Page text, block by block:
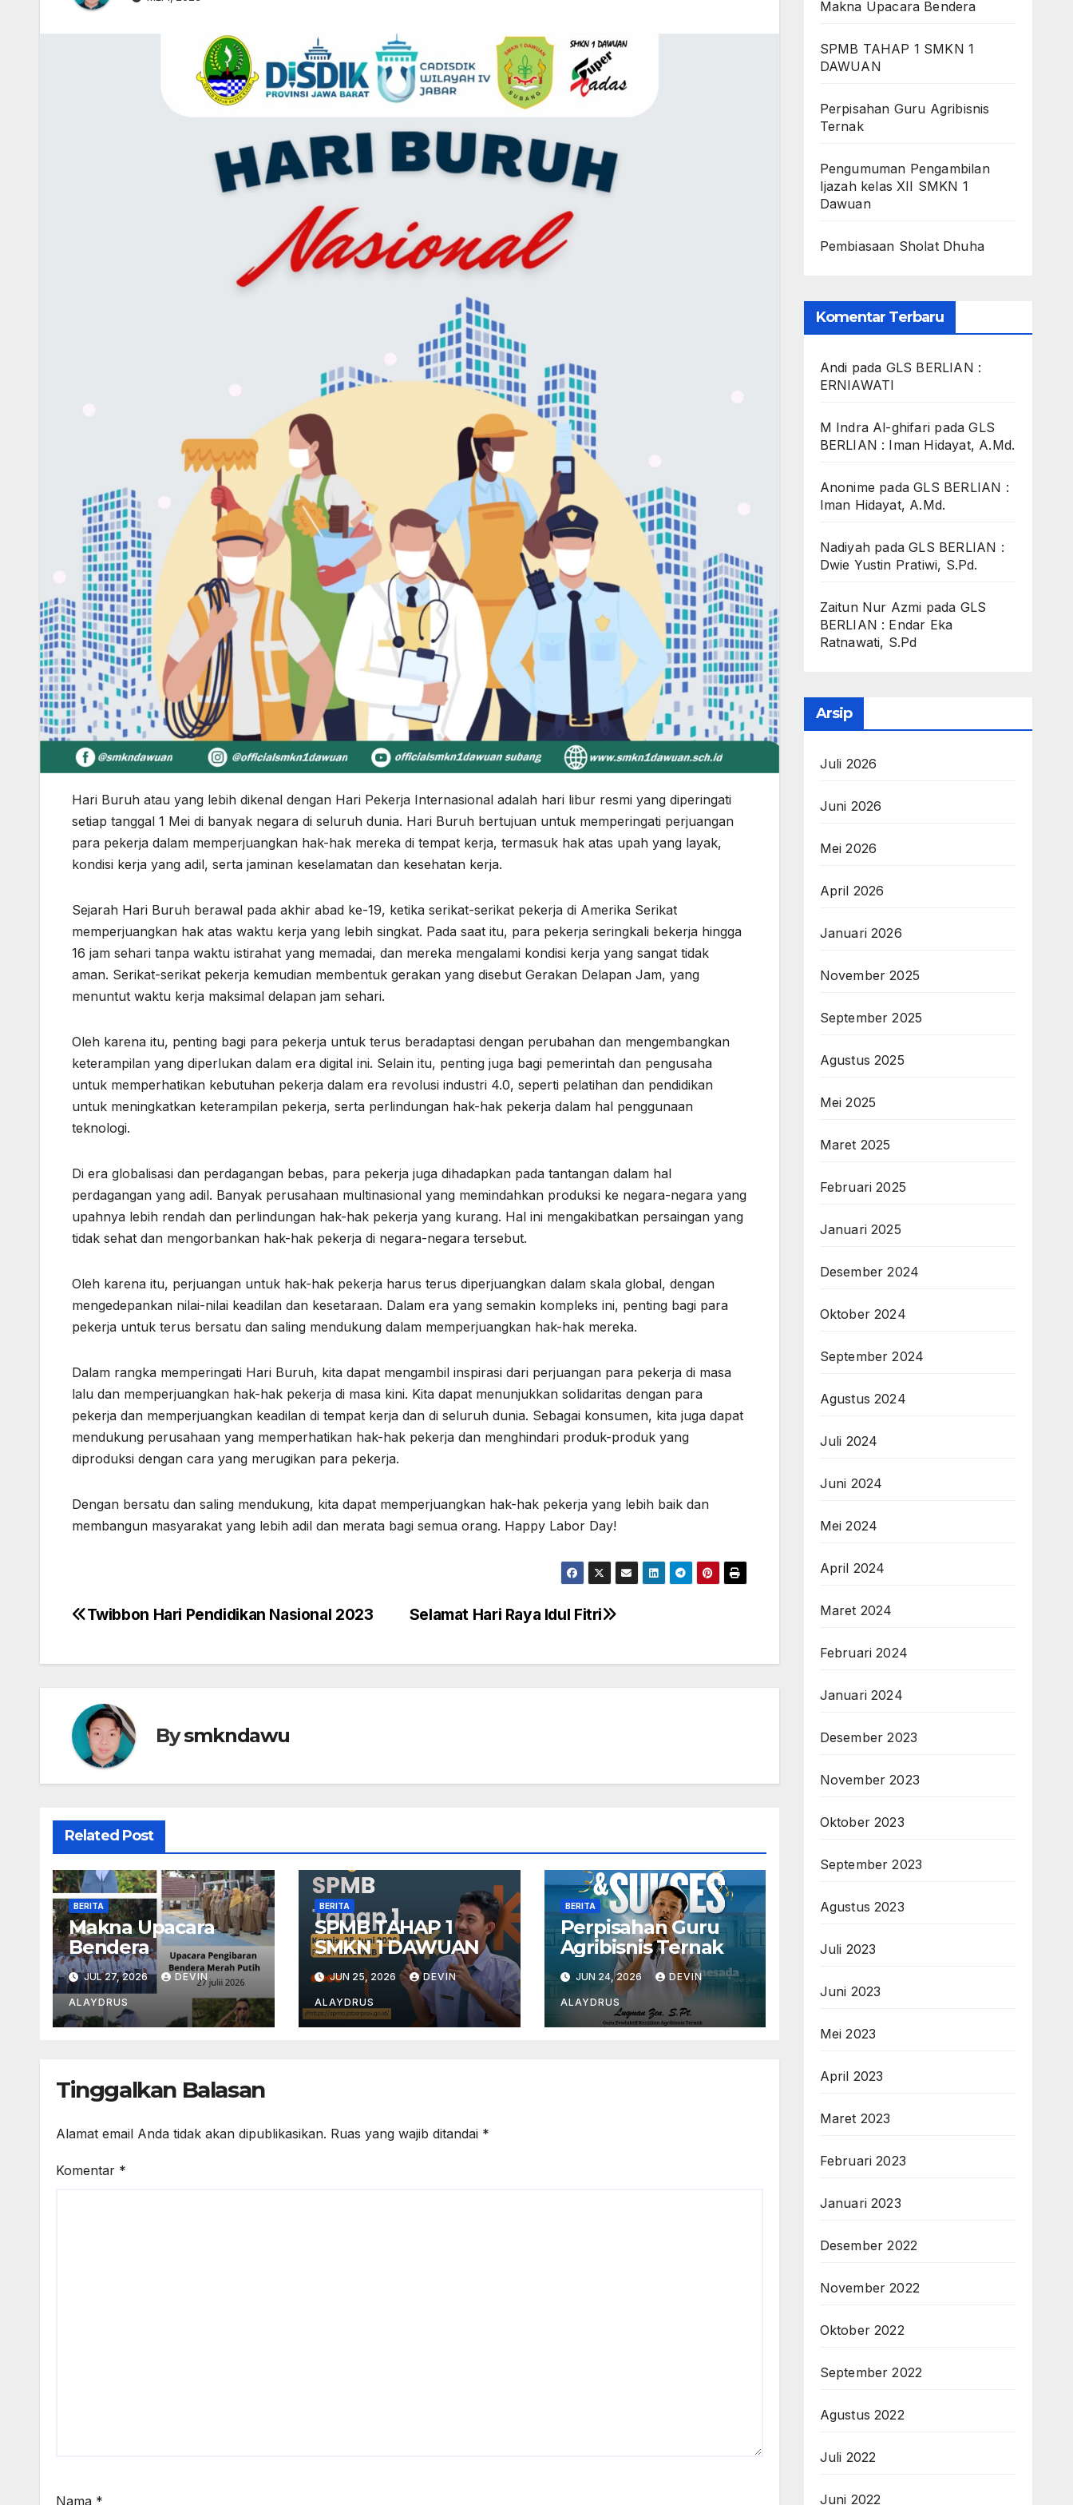
Hari Buruh atau yang lebih dikenal dengan Hari Pekerja Internasional adalah hari libur resmi yang diperingati
setiap tanggal 1 Mei di banyak negara di seluruh dunia. Hari Buruh bertujuan untuk memperingati perjuangan
para pekerja dalam memperjuangkan hak-hak mereka di tempat kerja, termasuk hak atas upah yang layak,
kondisi kerja yang adil, serta jaminan keselamatan dan kesehatan kerja.
Sejarah Hari Buruh berawal pada akhir abad ke-19, ketika serikat-serikat pekerja di Amerika Serikat
memperjuangkan hak atas waktu kerja yang lebih singkat. Pada saat itu, para pekerja seringkali bekerja hingga
16 jam sehari tanpa waktu istirahat yang memadai, dan mereka mengalami kondisi kerja yang sangat tidak
aman. Serikat-serikat pekerja kemudian membentuk gerakan yang disebut Gerakan Delapan Jam, yang
menuntut waktu kerja maksimal delapan jam sehari.
Oleh karena itu, penting bagi para pekerja untuk terus beradaptasi dengan perubahan dan mengembangkan
keterampilan yang diperlukan dalam era digital ini. Selain itu, penting juga bagi pemerintah dan pengusaha
untuk memperhatikan kebutuhan pekerja dalam era revolusi industri 4.0, seperti pelatihan dan pendidikan
untuk meningkatkan keterampilan pekerja, serta perlindungan hak-hak pekerja dalam hal penggunaan
teknologi.
Di era globalisasi dan perdagangan bebas, para pekerja juga dihadapkan pada tantangan dalam hal
perdagangan yang adil. Banyak perusahaan multinasional yang memindahkan produksi ke negara-negara yang
upahnya lebih rendah dan perlindungan hak-hak pekerja yang kurang. Hal ini mengakibatkan persaingan yang
tidak sehat dan mengorbankan hak-hak pekerja di negara-negara tersebut.
Oleh karena itu, perjuangan untuk hak-hak pekerja harus terus diperjuangkan dalam skala global, dengan
mengedepankan nilai-nilai keadilan dan kesetaraan. Dalam era yang semakin kompleks ini, penting bagi para
pekerja untuk terus bersatu dan saling mendukung dalam memperjuangkan hak-hak mereka.
Dalam rangka memperingati Hari Buruh, kita dapat mengambil inspirasi dari perjuangan para pekerja di masa
lalu dan memperjuangkan hak-hak pekerja di masa kini. Kita dapat menunjukkan solidaritas dengan para
pekerja dan memperjuangkan keadilan di tempat kerja dan di seluruh dunia. Sebagai konsumen, kita juga dapat
mendukung perusahaan yang memperhatikan hak-hak pekerja dan menghindari produk-produk yang
diproduksi dengan cara yang merugikan para pekerja.
Dengan bersatu dan saling mendukung, kita dapat memperjuangkan hak-hak pekerja yang lebih baik dan
membangun masyarakat yang lebih adil dan merata bagi semua orang. Happy Labor Day!
Navigasi
Selamat Hari Raya Idul Fitri
Twibbon Hari Pendidikan Nasional 2023
Bysmkndawu
Related Post
BERITA
Makna Upacara
Bendera
JUL 27, 2026 DEVIN
ALAYDRUS
BERITA
SPMB TAHAP 1
SMKN 1 DAWUAN
JUN 25, 2026 DEVIN
ALAYDRUS
BERITA
Perpisahan Guru
Agribisnis Ternak
JUN 24, 2026 DEVIN
ALAYDRUS
Tinggalkan Balasan
Alamat email Anda tidak akan dipublikasikan. Ruas yang wajib ditandai *
Komentar *
Nama *
Makna Upacara Bendera
SPMB TAHAP 1 SMKN 1
DAWUAN
Perpisahan Guru Agribisnis
Ternak
Pengumuman Pengambilan
Ijazah kelas XII SMKN 1
Dawuan
Pembiasaan Sholat Dhuha
Komentar Terbaru
Andi pada GLS BERLIAN :
ERNIAWATI
M Indra Al-ghifari padaGLS
BERLIAN : Iman Hidayat, A.Md.
Anonime padaGLS BERLIAN :
Iman Hidayat, A.Md.
NadiyahpadaGLS BERLIAN :
Dwie Yustin Pratiwi, S.Pd.
Zaitun Nur Azmi pada GLS
BERLIAN : Endar Eka
Ratnawati, S.Pd
Arsip
Juli 2026
Juni 2026
Mei 2026
April 2026
Januari 2026
November 2025
September 2025
Agustus 2025
Mei 2025
Maret 2025
Februari 2025
Januari 2025
Desember 2024
Oktober 2024
September 2024
Agustus 2024
Juli 2024
Juni 2024
Mei 2024
April 2024
Maret 2024
Februari 2024
Januari 2024
Desember 2023
November 2023
Oktober 2023
September 2023
Agustus 2023
Juli 2023
Juni 2023
Mei 2023
April 2023
Maret 2023
Februari 2023
Januari 2023
Desember 2022
November 2022
Oktober 2022
September 2022
Agustus 2022
Juli 2022
Juni 2022